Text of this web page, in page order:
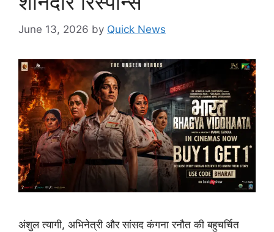
June 13, 2026 by Quick News
अंशुल त्यागी, अभिनेत्री और सांसद कंगना रनौत की बहुचर्चित